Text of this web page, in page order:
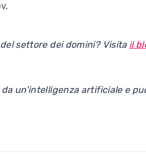
settore dei domini? Visita il
un'intelligenza artificiale e